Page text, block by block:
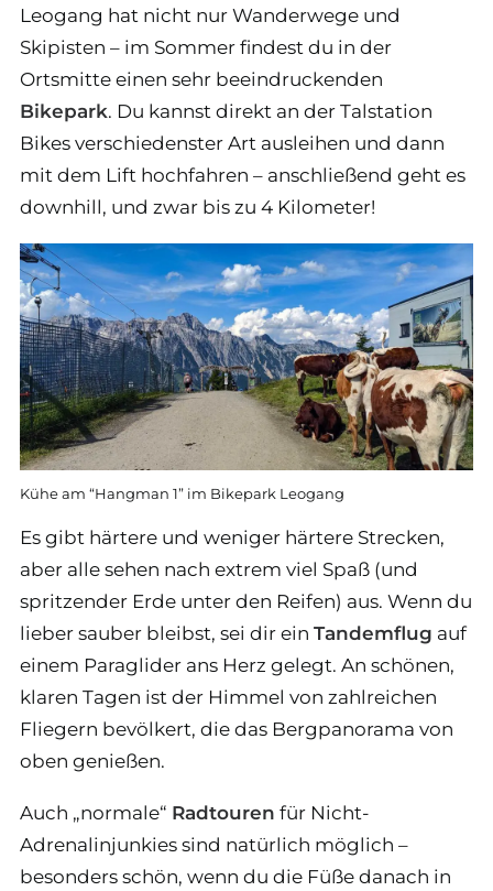
Leogang hat nicht nur Wanderwege und
Skipisten – im Sommer findest du in der
Ortsmitte einen sehr beeindruckenden
Bikepark. Du kannst direkt an der Talstation
Bikes verschiedenster Art ausleihen und dann
mit dem Lift hochfahren – anschließend geht es
downhill, und zwar bis zu 4 Kilometer!
Kühe am “Hangman 1” im Bikepark Leogang
Es gibt härtere und weniger härtere Strecken,
aber alle sehen nach extrem viel Spaß (und
spritzender Erde unter den Reifen) aus. Wenn du
lieber sauber bleibst, sei dir ein Tandemflug auf
einem Paraglider ans Herz gelegt. An schönen,
klaren Tagen ist der Himmel von zahlreichen
Fliegern bevölkert, die das Bergpanorama von
oben genießen.
Auch „normale“ Radtouren für Nicht-
Adrenalinjunkies sind natürlich möglich –
besonders schön, wenn du die Füße danach in